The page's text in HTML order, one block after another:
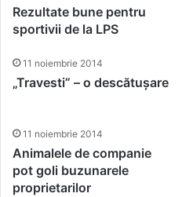
Rezultate bune pentru
sportivii de la LPS
11 noiembrie 2014
„Travesti” – o descătușare
11 noiembrie 2014
Animalele de companie
pot goli buzunarele
proprietarilor